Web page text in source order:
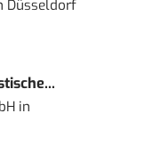
Düsseldorf
in